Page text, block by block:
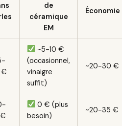
de
céramique
EM
Économie
€
~5-10 €
(occasionnel,
vinaigre
suffit)
~20-30 €
0 € (plus
besoin)
~20-35 €